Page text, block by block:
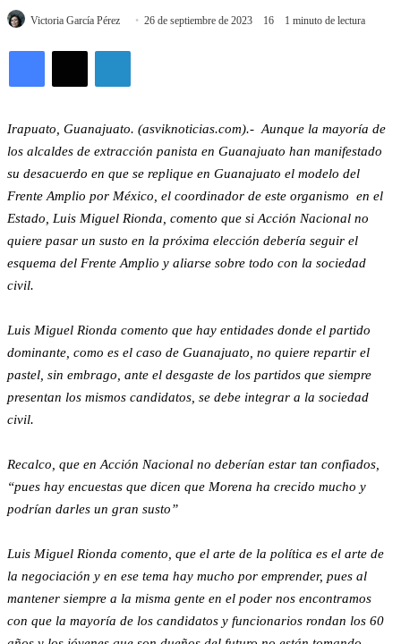
Victoria García Pérez 26 de septiembre de 2023 16 1 minuto de lectura
LinkedIn
Irapuato, Guanajuato. (asviknoticias.com).- Aunque la mayoría de
los alcaldes de extracción panista en Guanajuato han manifestado
su desacuerdo en que se replique en Guanajuato el modelo del
Frente Amplio por México, el coordinador de este organismo en el
Estado, Luis Miguel Rionda, comento que si Acción Nacional no
quiere pasar un susto en la próxima elección debería seguir el
esquema del Frente Amplio y aliarse sobre todo con la sociedad
civil.
Luis Miguel Rionda comento que hay entidades donde el partido
dominante, como es el caso de Guanajuato, no quiere repartir el
pastel, sin embrago, ante el desgaste de los partidos que siempre
presentan los mismos candidatos, se debe integrar a la sociedad
civil.
Recalco, que en Acción Nacional no deberían estar tan confiados,
“pues hay encuestas que dicen que Morena ha crecido mucho y
podrían darles un gran susto”
Luis Miguel Rionda comento, que el arte de la política es el arte de
la negociación y en ese tema hay mucho por emprender, pues al
mantener siempre a la misma gente en el poder nos encontramos
con que la mayoría de los candidatos y funcionarios rondan los 60